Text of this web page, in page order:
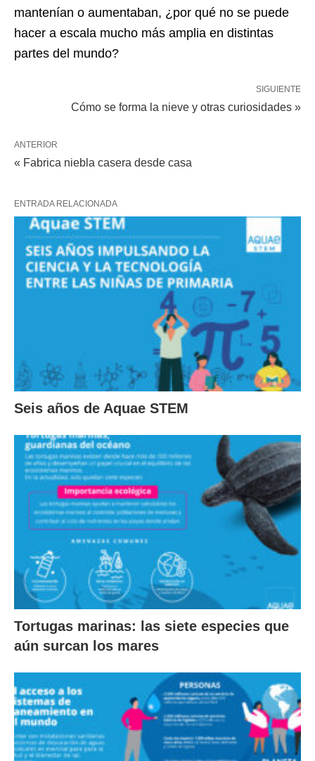
mantenían o aumentaban, ¿por qué no se puede
hacer a escala mucho más amplia en distintas
partes del mundo?
SIGUIENTE
Cómo se forma la nieve y otras curiosidades »
ANTERIOR
« Fabrica niebla casera desde casa
ENTRADA RELACIONADA
Seis años de Aquae STEM
Tortugas marinas: las siete especies que
aún surcan los mares